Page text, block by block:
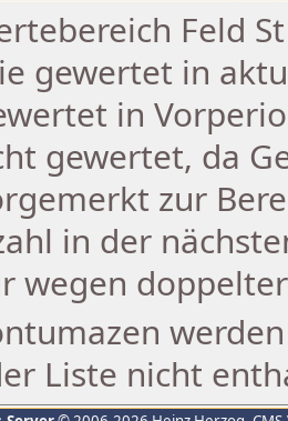
Feld
gewertet in
in
gewertet, da
zur
in der
wegen
Liste nicht